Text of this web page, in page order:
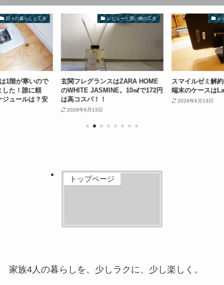
日々の暮らしと工夫
1階が寒いので
した！誰に頼
ジュールは？安
レビューと買い物の工夫
玄関フレグランスはZARA HOME
のWHITE JASMINE。10㎖で172円
は高コスパ！！
2026年6月13日
レ
スマイルゼミ解
端末のケースは
2026年6月13日
トップページ
家族4人の暮らしを、少しラクに、少し楽しく。